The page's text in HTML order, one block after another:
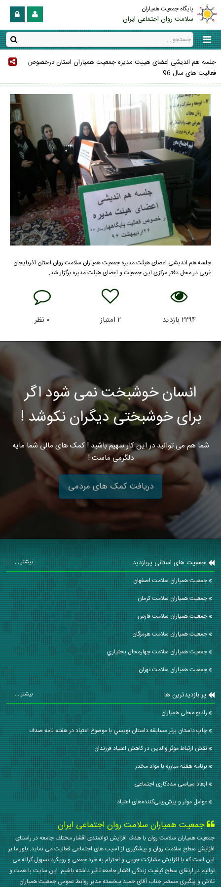
پایگاه جمعیت همیاران
سلامت روان اجتماعی ایران
جلسه هم اندیشی اعضای هییت مدیره جمعیت همیاران استان درخصوص
فعالیت های سال 96
جلسه هم اندیشی اعضای هیئت مدیره جمعیت همیاران سلامت روان استان آذربایجان
غربی در محل دفتر مرکزی این جمعیت و اعضای هیئت مدیره برگزار شد.
۲۲۹۴ بازدید ۲ امتیاز ۰ نظر
انسان خوشبخت نمی شود اگر
برای خوشبختی دیگران نکوشد !
شما هم می توانید در این کار سهیم باشید ! کمک های مالی شما مایه
دلگرمی ماست !
دریافت کمک های مردمی
جمعیت های استانی پربازدید بیشتر ...
جمعیت همیاران سلامت اصفهان
جمعیت همیاران سلامت كرمان
جمعیت همیاران سلامت فارس
جمعیت همیاران سلامت هرمزگان
جمعیت همیاران سلامت چهارمحال بختياري
جمعیت همیاران سلامت تهران
پر بازدیدترین ها بیشتر ...
رادیو محلی همیاران
چاپ داستان برتر مسابقه داستان نويسي با موضوع اعتياد در هفته نامه صدف
نقش ارتباط موثر والدین در کاهش اعتیاد فرزندان
برنامه هفته مبارزه با مواد مخدر
ابعاد سیاسی مددکاری اجتماعی
عوامل موثر و پیش‌بینی‌کننده‌های اعتیاد
جمعیت همیاران سلامت روان اجتماعی ایران
جمعیت همیاران سلامت روان با هدف افزایش توانمندی اقشار مختلف جامعه در راستای
افزایش سطح سلامت روان و پیشگیری از آسیب های اجتماعی فعالیت می نماید. باور ما بر
این است که با افزایش مشارکت جویی و احترام به خرد جمعی و رویکرد تسهیل گرانه می
توانیم در ارتقای سطح کیفیت زندگی اقشار جامعه تاثیر داشته باشیم. این سایت با همت و
تلاش و پیگیری مستمر جناب آقای حمید بیخسته مدیر روابط عمومی جمعیت همیاران